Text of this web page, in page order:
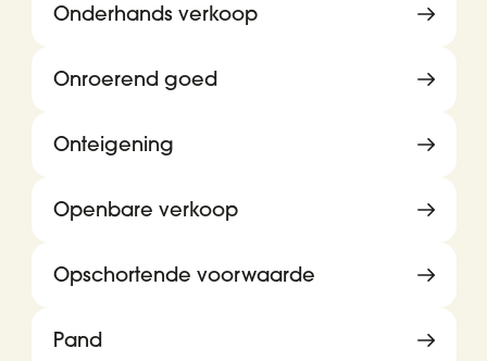
Onderhands verkoop
Onroerend goed
Onteigening
Openbare verkoop
Opschortende voorwaarde
Pand